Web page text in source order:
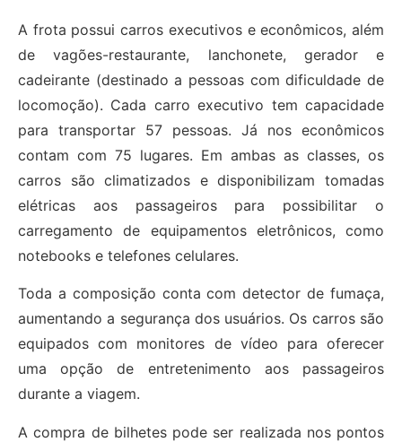
A frota possui carros executivos e econômicos, além
de vagões-restaurante, lanchonete, gerador e
cadeirante (destinado a pessoas com dificuldade de
locomoção). Cada carro executivo tem capacidade
para transportar 57 pessoas. Já nos econômicos
contam com 75 lugares. Em ambas as classes, os
carros são climatizados e disponibilizam tomadas
elétricas aos passageiros para possibilitar o
carregamento de equipamentos eletrônicos, como
notebooks e telefones celulares.
Toda a composição conta com detector de fumaça,
aumentando a segurança dos usuários. Os carros são
equipados com monitores de vídeo para oferecer
uma opção de entretenimento aos passageiros
durante a viagem.
A compra de bilhetes pode ser realizada nos pontos